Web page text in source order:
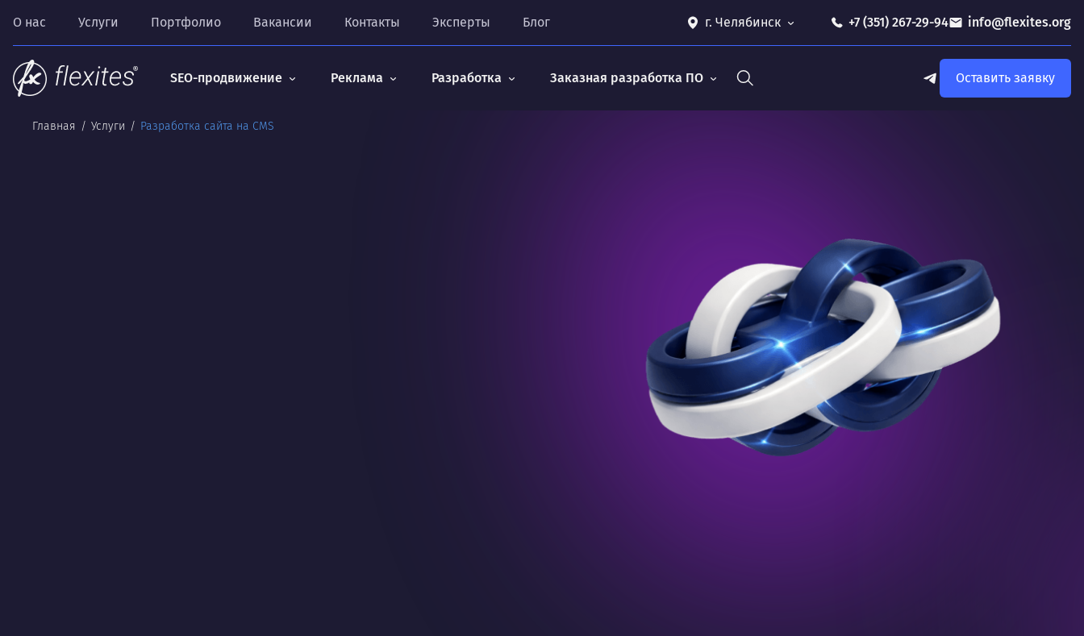
О нас Услуги Портфолио Вакансии Контакты Эксперты Блог г. Челябинск +7 (351) 267-29-94 info@flexites.org
SEO-продвижение Реклама Разработка Заказная разработка ПО Оставить заявку
Главная Услуги Разработка сайта на CMS